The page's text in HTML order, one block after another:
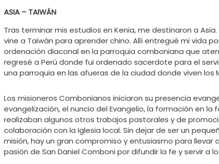
ASIA – TAIWÁN
Tras terminar mis estudios en Kenia, me destinaron a
vine a Taiwán para aprender chino. Allí entregué mi vida
ordenación diaconal en la parroquia comboniana que
regresé a Perú donde fui ordenado sacerdote para el
una parroquia en las afueras de la ciudad donde viven los
Los misioneros Combonianos iniciaron su presencia
evangelización, el nuncio del Evangelio, la formación en
realizaban algunos otros trabajos pastorales y de
colaboración con la Iglesia local. Sin dejar de ser un
misión, hay un gran compromiso y entusiasmo para
pasión de San Daniel Comboni por difundir la fe y servir